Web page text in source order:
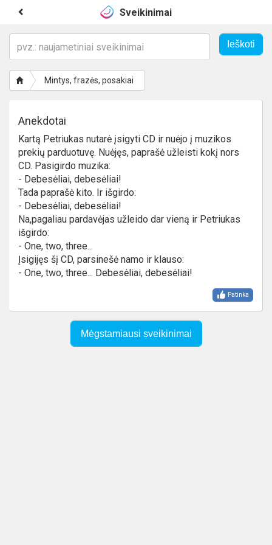
Sveikinimai
Mintys, frazės, posakiai
Anekdotai
Kartą Petriukas nutarė įsigyti CD ir nuėjo į muzikos
prekių parduotuvę. Nuėjęs, paprašė užleisti kokį nors
CD. Pasigirdo muzika:
- Debesėliai, debesėliai!
Tada paprašė kito. Ir išgirdo:
- Debesėliai, debesėliai!
Na,pagaliau pardavėjas užleido dar vieną ir Petriukas
išgirdo:
- One, two, three...
Įsigijęs šį CD, parsinešė namo ir klauso:
- One, two, three... Debesėliai, debesėliai!
Patinka
Mėgstamiausi sveikinimai